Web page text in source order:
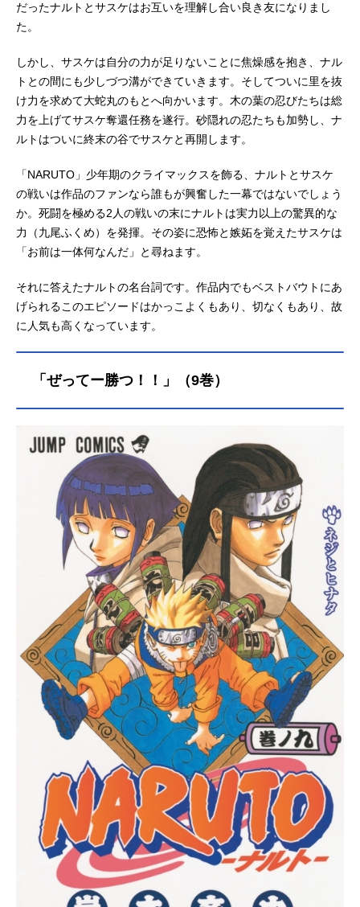
だったナルトとサスケはお互いを理解し合い良き友になりまし
た。
しかし、サスケは自分の力が足りないことに焦燥感を抱き、ナル
トとの間にも少しづつ溝ができていきます。そしてついに里を抜
け力を求めて大蛇丸のもとへ向かいます。木の葉の忍びたちは総
力を上げてサスケ奪還任務を遂行。砂隠れの忍たちも加勢し、ナ
ルトはついに終末の谷でサスケと再開します。
「NARUTO」少年期のクライマックスを飾る、ナルトとサスケ
の戦いは作品のファンなら誰もが興奮した一幕ではないでしょう
か。死闘を極める2人の戦いの末にナルトは実力以上の驚異的な
力（九尾ふくめ）を発揮。その姿に恐怖と嫉妬を覚えたサスケは
「お前は一体何なんだ」と尋ねます。
それに答えたナルトの名台詞です。作品内でもベストバウトにあ
げられるこのエピソードはかっこよくもあり、切なくもあり、故
に人気も高くなっています。
「ぜってー勝つ！！」（9巻）